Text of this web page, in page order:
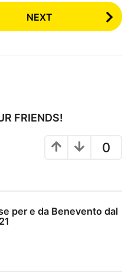
NEXT
FRIENDS!
0
per e da Benevento dal